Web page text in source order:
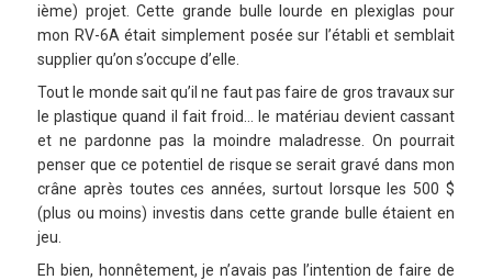
ième) projet. Cette grande bulle lourde en plexiglas pour
mon RV-6A était simplement posée sur l’établi et semblait
supplier qu’on s’occupe d’elle.
Tout le monde sait qu’il ne faut pas faire de gros travaux sur
le plastique quand il fait froid… le matériau devient cassant
et ne pardonne pas la moindre maladresse. On pourrait
penser que ce potentiel de risque se serait gravé dans mon
crâne après toutes ces années, surtout lorsque les 500 $
(plus ou moins) investis dans cette grande bulle étaient en
jeu.
Eh bien, honnêtement, je n’avais pas l’intention de faire de